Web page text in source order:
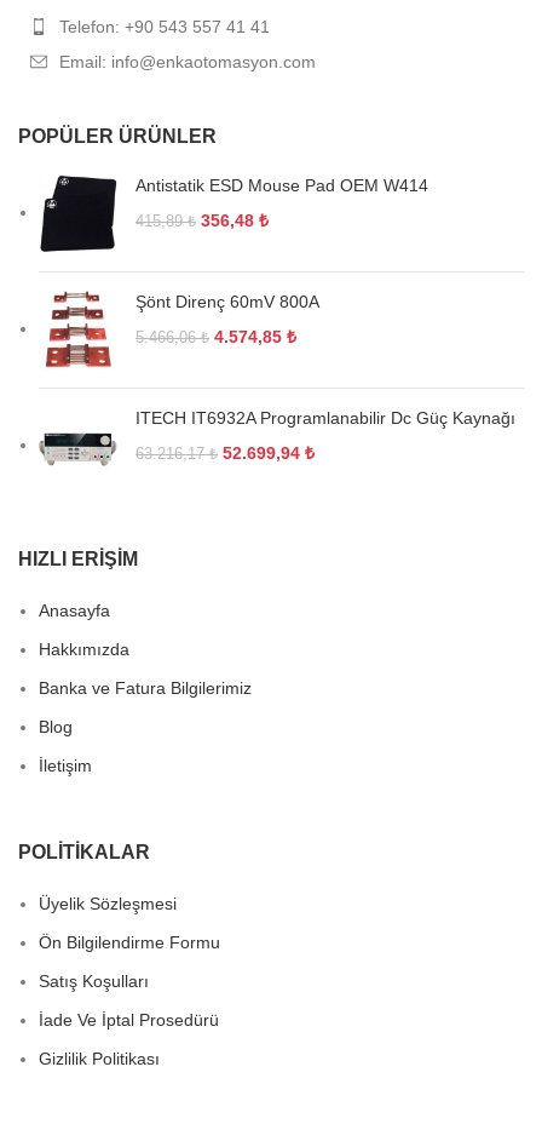
Telefon: +90 543 557 41 41
Email: info@enkaotomasyon.com
POPÜLER ÜRÜNLER
Antistatik ESD Mouse Pad OEM W414
415,89₺ 356,48 ₺
Şönt Direnç 60mV 800A
5.466,06₺ 4.574,85 ₺
ITECH IT6932A Programlanabilir Dc Güç Kaynağı
63.216,17₺ 52.699,94 ₺
HIZLI ERIŞIM
Anasayfa
Hakkımızda
Banka ve Fatura Bilgilerimiz
Blog
İletişim
POLITIKALAR
Üyelik Sözleşmesi
Ön Bilgilendirme Formu
Satış Koşulları
İade Ve İptal Prosedürü
Gizlilik Politikası